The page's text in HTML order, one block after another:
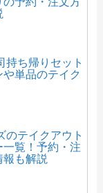
持ち帰りセット
単品のテイク
のテイクアウト
一覧！予約・注
も解説